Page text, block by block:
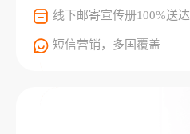
线下邮寄宣传册100%送达
短信营销，多国覆盖